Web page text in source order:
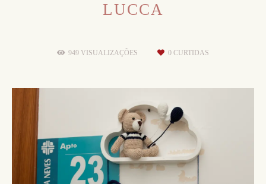
LUCCA
949 VISUALIZAÇÕES 0 CURTIDAS